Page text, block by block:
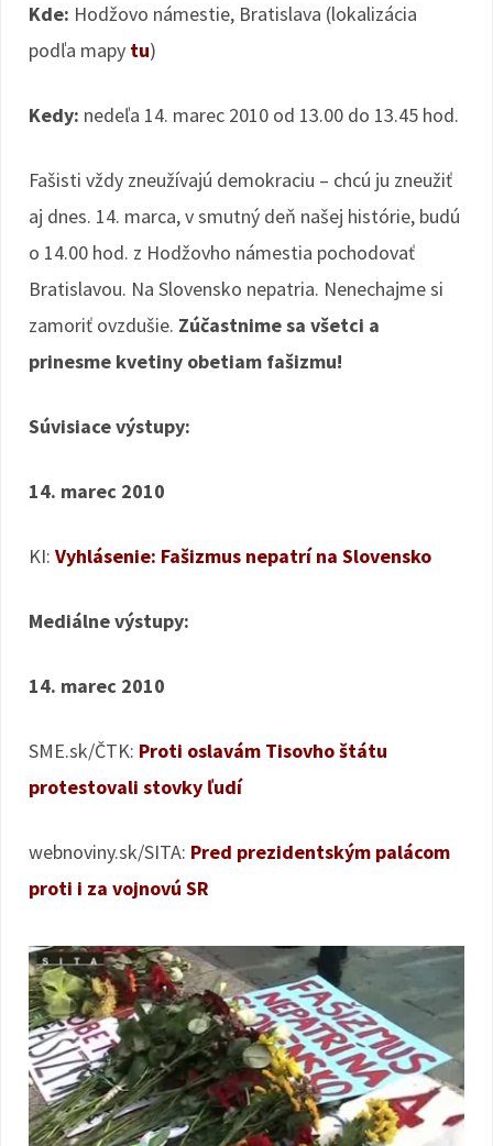
Kde: Hodžovo námestie, Bratislava (lokalizácia
podľa mapy tu)
Kedy: nedeľa 14. marec 2010 od 13.00 do 13.45 hod.
Fašisti vždy zneužívajú demokraciu – chcú ju zneužiť
aj dnes. 14. marca, v smutný deň našej histórie, budú
o 14.00 hod. z Hodžovho námestia pochodovať
Bratislavou. Na Slovensko nepatria. Nenechajme si
zamoriť ovzdušie. Zúčastnime sa všetci a
prinesme kvetiny obetiam fašizmu!
Súvisiace výstupy:
14. marec 2010
KI: Vyhlásenie: Fašizmus nepatrí na Slovensko
Mediálne výstupy:
14. marec 2010
SME.sk/ČTK: Proti oslavám Tisovho štátu
protestovali stovky ľudí
webnoviny.sk/SITA: Pred prezidentským palácom
proti i za vojnovú SR